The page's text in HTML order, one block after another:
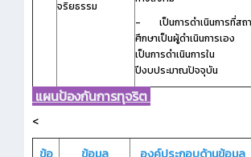
จริยธรรม
- เป็นการดำเนินการที่สถ
ศึกษาเป็นผู้ดำเนินการเอ
เป็นการดำเนินการใน
ปีงบประมาณปัจจุบัน
แผนป้องกันการทุจริต
<